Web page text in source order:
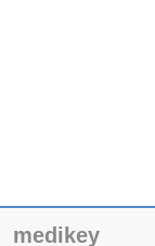
medikey